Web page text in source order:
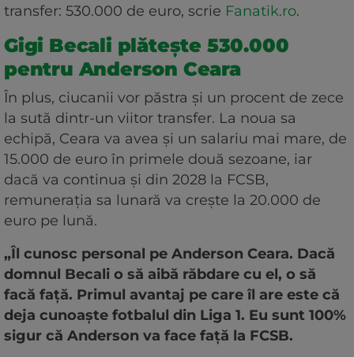
transfer: 530.000 de euro, scrie Fanatik.ro.
Gigi Becali plătește 530.000
pentru Anderson Ceara
În plus, ciucanii vor păstra și un procent de zece
la sută dintr-un viitor transfer. La noua sa
echipă, Ceara va avea și un salariu mai mare, de
15.000 de euro în primele două sezoane, iar
dacă va continua și din 2028 la FCSB,
remunerația sa lunară va crește la 20.000 de
euro pe lună.
„Îl cunosc personal pe Anderson Ceara. Dacă
domnul Becali o să aibă răbdare cu el, o să
facă față. Primul avantaj pe care îl are este că
deja cunoaște fotbalul din Liga 1. Eu sunt 100%
sigur că Anderson va face față la FCSB.